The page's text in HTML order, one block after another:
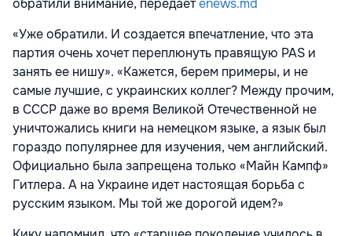
«Уже обратили. И создается впечатление, что эта
партия очень хочет переплюнуть правящую PAS и
занять ее нишу». «Кажется, берем примеры, и не
самые лучшие, с украинских коллег? Между прочим,
в СССР даже во время Великой Отечественной не
уничтожались книги на немецком языке, а язык был
гораздо популярнее для изучения, чем английский.
Официально была запрещена только «Майн Кампф»
Гитлера. А на Украине идет настоящая борьба с
русским языком. Мы той же дорогой идем?»